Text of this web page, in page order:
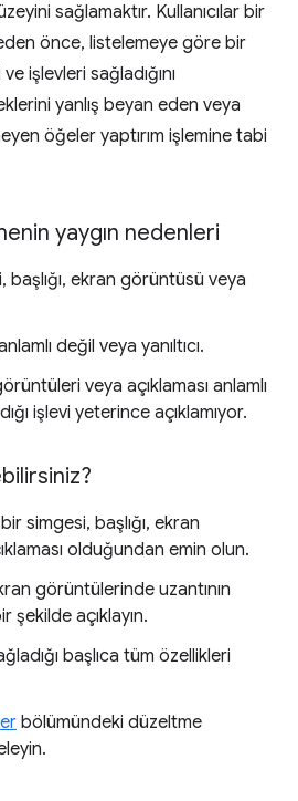
sağlamaktır. Kullanıcılar bir
önce, listelemeye göre bir
işlevleri sağladığını
yanlış beyan eden veya
öğeler yaptırım işlemine tabi
yaygın nedenleri
başlığı, ekran görüntüsü veya
değil veya yanıltıcı.
veya açıklaması anlamlı
işlevi yeterince açıklamıyor.
bir simgesi, başlığı, ekran
olduğundan emin olun.
görüntülerinde uzantının
şekilde açıklayın.
başlıca tüm özellikleri
bölümündeki düzeltme